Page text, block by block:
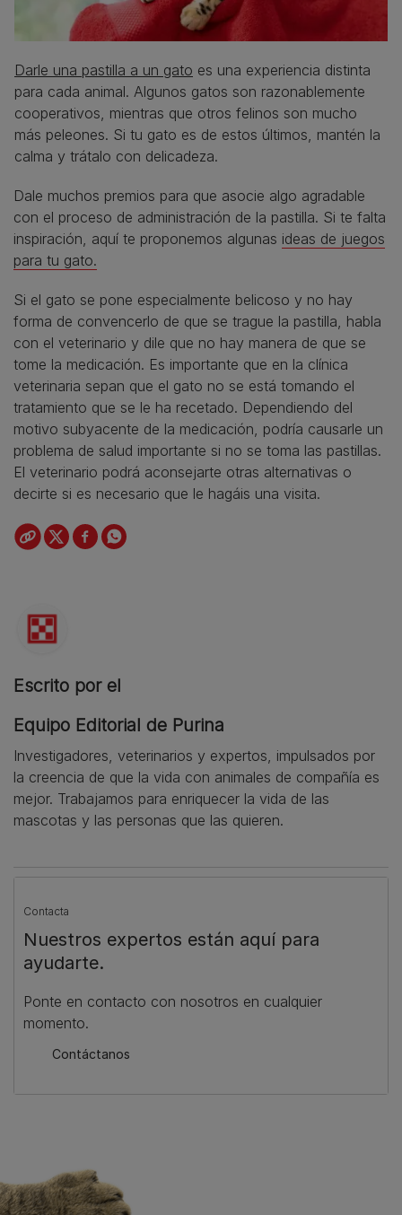
Darle una pastilla a un gato es una experiencia distinta
para cada animal. Algunos gatos son razonablemente
cooperativos, mientras que otros felinos son mucho
más peleones. Si tu gato es de estos últimos, mantén la
calma y trátalo con delicadeza.
Dale muchos premios para que asocie algo agradable
con el proceso de administración de la pastilla. Si te falta
inspiración, aquí te proponemos algunas ideas de juegos
para tu gato.
Si el gato se pone especialmente belicoso y no hay
forma de convencerlo de que se trague la pastilla, habla
con el veterinario y dile que no hay manera de que se
tome la medicación. Es importante que en la clínica
veterinaria sepan que el gato no se está tomando el
tratamiento que se le ha recetado. Dependiendo del
motivo subyacente de la medicación, podría causarle un
problema de salud importante si no se toma las pastillas.
El veterinario podrá aconsejarte otras alternativas o
decirte si es necesario que le hagáis una visita.
Escrito por el
Equipo Editorial de Purina
Investigadores, veterinarios y expertos, impulsados por
la creencia de que la vida con animales de compañía es
mejor. Trabajamos para enriquecer la vida de las
mascotas y las personas que las quieren.
Contacta
Nuestros expertos están aquí para
ayudarte.
Ponte en contacto con nosotros en cualquier
momento.
Contáctanos